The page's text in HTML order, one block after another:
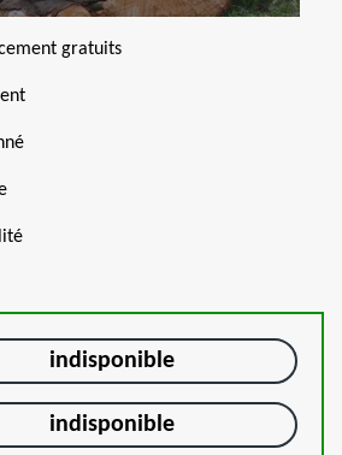
gratuits
indisponible
indisponible